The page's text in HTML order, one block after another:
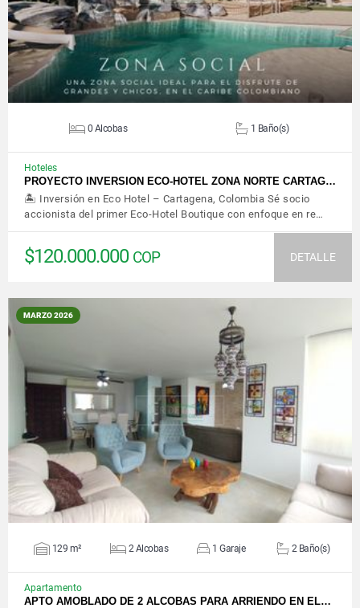
0 Alcobas 1 Baño(s)
Hoteles
PROYECTO INVERSION ECO-HOTEL ZONA NORTE CARTAG…
🏝️ Inversión en Eco Hotel – Cartagena, Colombia Sé socio
accionista del primer Eco-Hotel Boutique con enfoque en re…
$120.000.000 COP DETALLE
MARZO 2026
VER DETALLES
129 m² 2 Alcobas 1 Garaje 2 Baño(s)
Apartamento
APTO AMOBLADO DE 2 ALCOBAS PARA ARRIENDO EN EL…